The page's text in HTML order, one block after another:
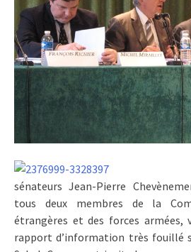
sénateurs Jean-Pierre
tous deux membres de la
étrangères et des forces armées,
rapport d’information très fouillé